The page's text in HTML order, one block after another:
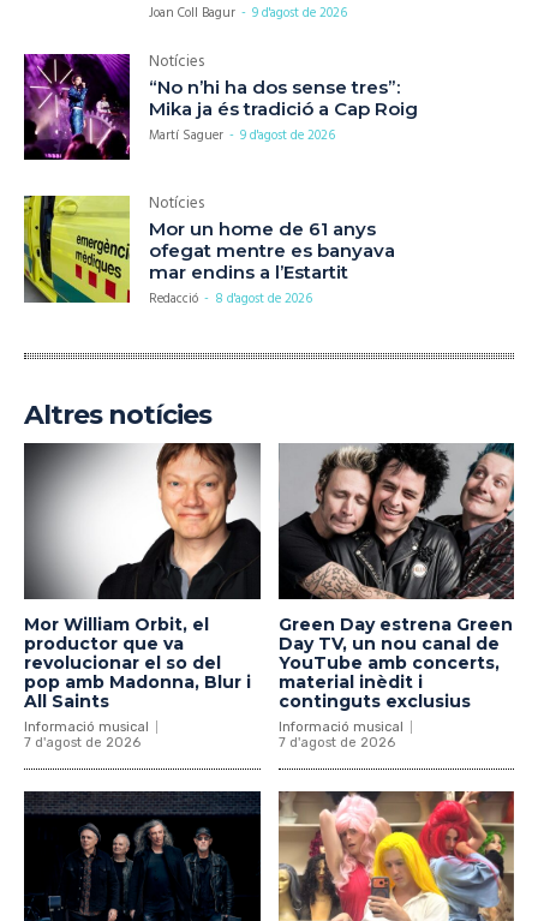
Joan Coll Bagur - 9 d'agost de 2026
Notícies
“No n’hi ha dos sense tres”:
Mika ja és tradició a Cap Roig
Martí Saguer - 9 d'agost de 2026
Notícies
Mor un home de 61 anys
ofegat mentre es banyava
mar endins a l’Estartit
Redacció - 8 d'agost de 2026
Altres notícies
Mor William Orbit, el
productor que va
revolucionar el so del
pop amb Madonna, Blur i
All Saints
Informació musical
7 d'agost de 2026
Green Day estrena Green
Day TV, un nou canal de
YouTube amb concerts,
material inèdit i
continguts exclusius
Informació musical
7 d'agost de 2026